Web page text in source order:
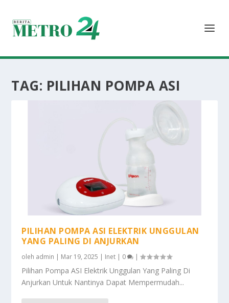
TAG: PILIHAN POMPA ASI
PILIHAN POMPA ASI ELEKTRIK UNGGULAN
YANG PALING DI ANJURKAN
oleh admin | Mar 19, 2025 | Inet | 0 |
Pilihan Pompa ASI Elektrik Unggulan Yang Paling Di
Anjurkan Untuk Nantinya Dapat Mempermudah...